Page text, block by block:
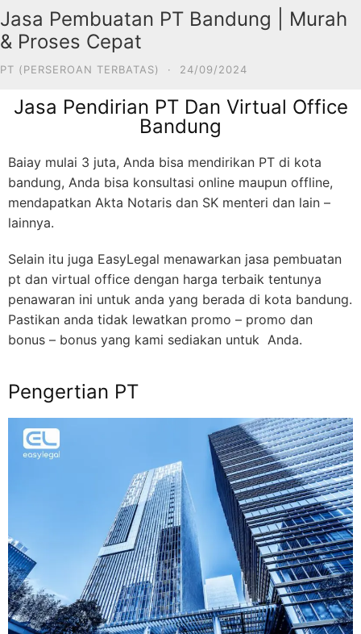
Jasa Pembuatan PT Bandung | Murah
& Proses Cepat
PT (PERSEROAN TERBATAS) · 24/09/2024
Jasa Pendirian PT Dan Virtual Office
Bandung
Baiay mulai 3 juta, Anda bisa mendirikan PT di kota
bandung, Anda bisa konsultasi online maupun offline,
mendapatkan Akta Notaris dan SK menteri dan lain –
lainnya.
Selain itu juga EasyLegal menawarkan jasa pembuatan
pt dan virtual office dengan harga terbaik tentunya
penawaran ini untuk anda yang berada di kota bandung.
Pastikan anda tidak lewatkan promo – promo dan
bonus – bonus yang kami sediakan untuk Anda.
Pengertian PT